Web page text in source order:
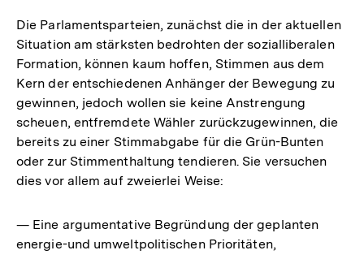
Die Parlamentsparteien, zunächst die in der aktuellen
Situation am stärksten bedrohten der sozialliberalen
Formation, können kaum hoffen, Stimmen aus dem
Kern der entschiedenen Anhänger der Bewegung zu
gewinnen, jedoch wollen sie keine Anstrengung
scheuen, entfremdete Wähler zurückzugewinnen, die
bereits zu einer Stimmabgabe für die Grün-Bunten
oder zur Stimmenthaltung tendieren. Sie versuchen
dies vor allem auf zweierlei Weise:
— Eine argumentative Begründung der geplanten
energie-und umweltpolitischen Prioritäten,